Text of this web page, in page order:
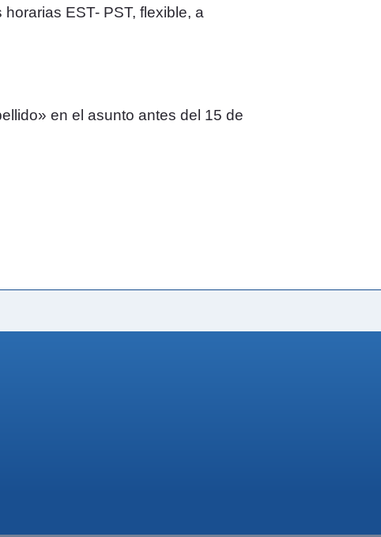
EST- PST, flexible, a
en el asunto antes del 15 de